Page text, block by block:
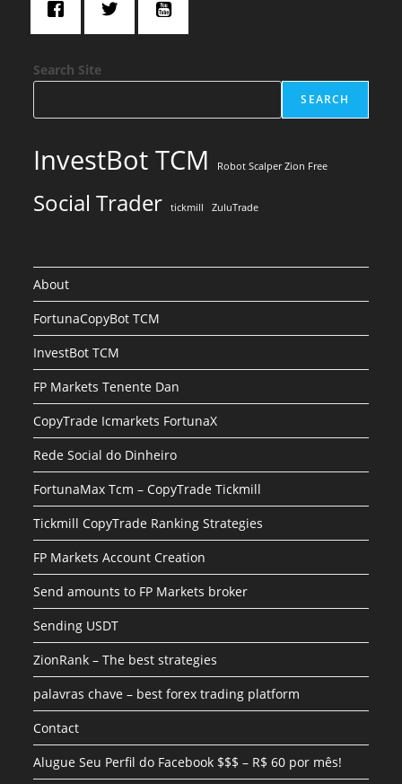
Search Site
SEARCH
InvestBot TCM Robot Scalper Zion Free
Social Trader tickmill ZuluTrade
About
FortunaCopyBot TCM
InvestBot TCM
FP Markets Tenente Dan
CopyTrade Icmarkets FortunaX
Rede Social do Dinheiro
FortunaMax Tcm – CopyTrade Tickmill
Tickmill CopyTrade Ranking Strategies
FP Markets Account Creation
Send amounts to FP Markets broker
Sending USDT
ZionRank – The best strategies
palavras chave – best forex trading platform
Contact
Alugue Seu Perfil do Facebook $$$ – R$ 60 por mês!